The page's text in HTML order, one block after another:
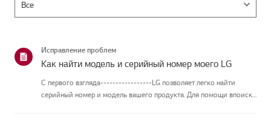
Исправление проблем
Как найти модель и серийный номер моего LG
С первого взгляда-----------------LG позволяет легко найти
серийный номер и модель вашего продукта. Для помощи впоиске